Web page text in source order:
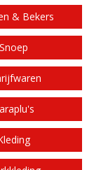
& Bekers
Snoep